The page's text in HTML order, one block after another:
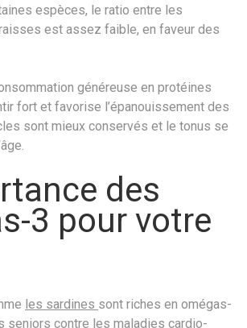
espèces, le ratio entre les
est assez faible, en faveur des
généreuse en protéines
fort et favorise l’épanouissement des
sont mieux conservés et le tonus se
des
3 pour votre
les sardines sont riches en omégas-
seniors contre les maladies cardio-